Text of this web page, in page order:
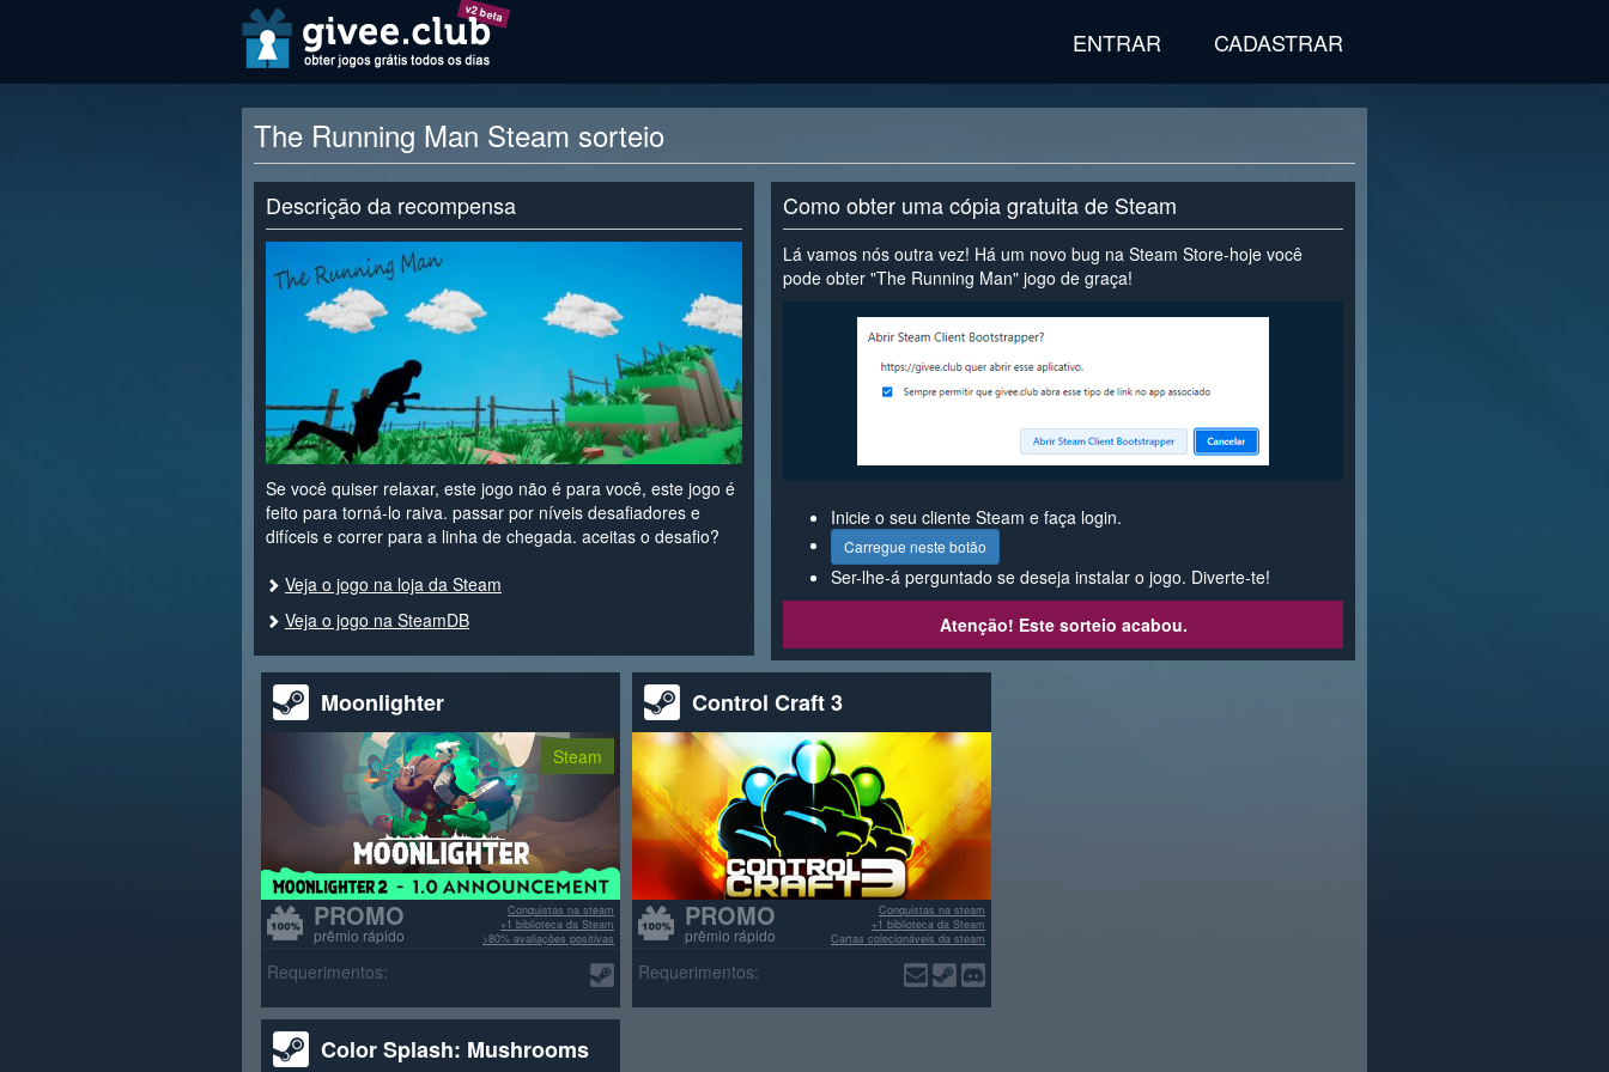
v2 beta
ENTRAR CADASTRAR
The Running Man Steam sorteio
Descrição da recompensa
Se você quiser relaxar, este jogo não é para você, este jogo é
feito para torná-lo raiva. passar por níveis desafiadores e
difíceis e correr para a linha de chegada. aceitas o desafio?
Veja o jogo na loja da Steam
Veja o jogo na SteamDB
Como obter uma cópia gratuita de Steam
Lá vamos nós outra vez! Há um novo bug na Steam Store-hoje você
pode obter "The Running Man" jogo de graça!
Inicie o seu cliente Steam e faça login.
Carregue neste botão
Ser-lhe-á perguntado se deseja instalar o jogo. Diverte-te!
Atenção! Este sorteio acabou.
Moonlighter
Steam
PROMO
prêmio rápido
Conquistas na steam
+1 biblioteca da Steam
>80% avaliações positivas
Requerimentos:
Control Craft 3
PROMO
prêmio rápido
Conquistas na steam
+1 biblioteca da Steam
Cartas colecionáveis da steam
Requerimentos:
Color Splash: Mushrooms